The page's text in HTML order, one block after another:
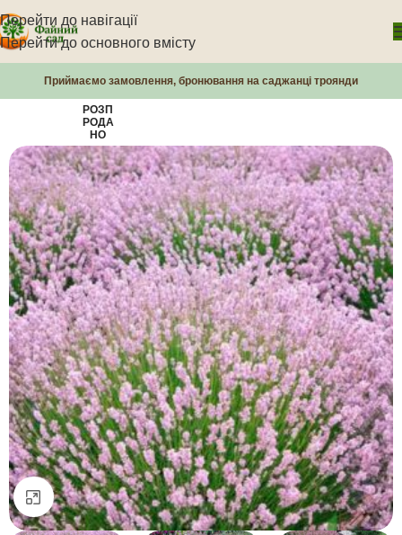
Перейти до навігації
Перейти до основного вмісту
Приймаємо замовлення, бронювання на саджанці троянди
РОЗП
РОДА
НО
Натисніть, щоб збільшити